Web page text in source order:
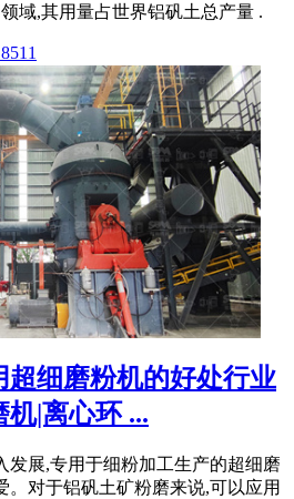
域,其用量占世界铝矾土总产量 .
超细磨粉机的好处行业
|离心环 ...
发展,专用于细粉加工生产的超细磨
。对于铝矾土矿粉磨来说,可以应用